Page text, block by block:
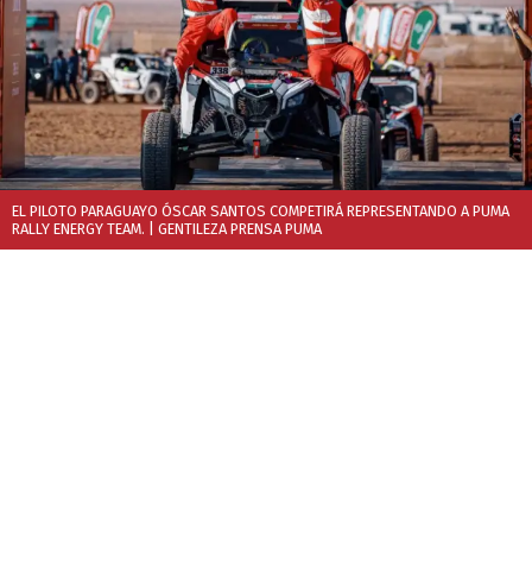
EL PILOTO PARAGUAYO ÓSCAR SANTOS COMPETIRÁ REPRESENTANDO A PUMA
RALLY ENERGY TEAM. | GENTILEZA PRENSA PUMA